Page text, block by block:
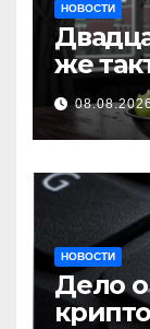
НОВОСТИ
же
НОВОСТИ
Дело о